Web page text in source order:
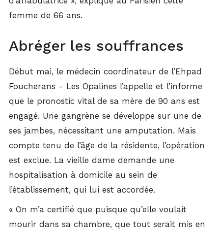
femme de 66 ans.
Abréger les souffrances
Début mai, le médecin coordinateur de l’Ehpad
Foucherans - Les Opalines l’appelle et l’informe
que le pronostic vital de sa mère de 90 ans est
engagé. Une gangrène se développe sur une de
ses jambes, nécessitant une amputation. Mais
compte tenu de l’âge de la résidente, l’opération
est exclue. La vieille dame demande une
hospitalisation à domicile au sein de
l’établissement, qui lui est accordée.
« On m’a certifié que puisque qu’elle voulait
mourir dans sa chambre, que tout serait mis en